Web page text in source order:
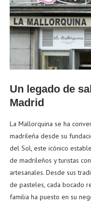
Un legado de
Madrid
La Mallorquina se ha
madrileña desde su
del Sol, este icónico
de madrileños y turistas
artesanales. Desde sus
de pasteles, cada bocado
familia ha puesto en su